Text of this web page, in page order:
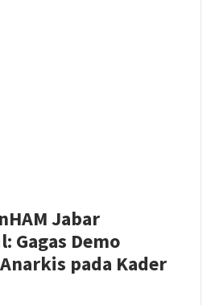
Jabar
Gagas Demo
pada Kader